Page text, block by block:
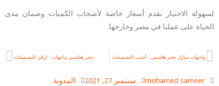
لسهولة الاختيار نقدم أسعار خاصة لأصحاب الكميات وضمان مدى
الحياة على عملنا في مصر وخارجها.
Prev
واجهات منازل حجر هاشمى : أحدث التصميمات حجر هاشمي واجهات : ارقى التصميمات
mohamed sameer سبتمبر 27, 2021 المدونة